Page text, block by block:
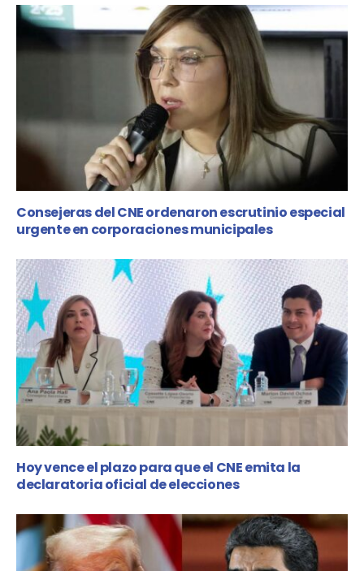
Consejeras del CNE ordenaron escrutinio especial
urgente en corporaciones municipales
Hoy vence el plazo para que el CNE emita la
declaratoria oficial de elecciones